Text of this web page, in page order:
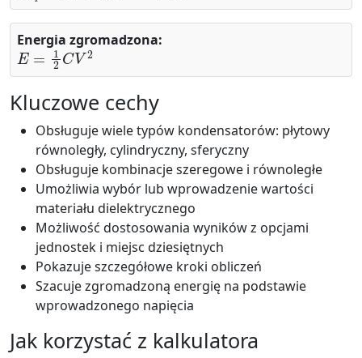
Energia zgromadzona:
E=12CV2
Kluczowe cechy
Obsługuje wiele typów kondensatorów: płytowy
równoległy, cylindryczny, sferyczny
Obsługuje kombinacje szeregowe i równoległe
Umożliwia wybór lub wprowadzenie wartości
materiału dielektrycznego
Możliwość dostosowania wyników z opcjami
jednostek i miejsc dziesiętnych
Pokazuje szczegółowe kroki obliczeń
Szacuje zgromadzoną energię na podstawie
wprowadzonego napięcia
Jak korzystać z kalkulatora